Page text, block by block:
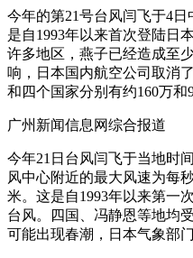
今年的第21号台风闫飞于4
是自1993年以来首次登陆日
许多地区，燕子已经造成至
响，日本国内航空公司取消
和四个国家分别有约160万和
广州新闻信息网综合报道
今年21日台风闫飞于当地时
风中心附近的最大风速为每
米。这是自1993年以来第一
台风。四国、冯静恩等地均
可能出现春潮，日本气象部